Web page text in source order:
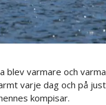
blev varmare och
varje dag och på
kompisar.